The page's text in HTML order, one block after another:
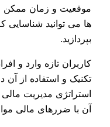
موقعیت و زمان ممکن
ها می توانید
بپردازید.
کاربران تازه وارد و
تکنیک و استفاده از آن
استراتژی مدیریت مالی
آن با ضررهای مالی